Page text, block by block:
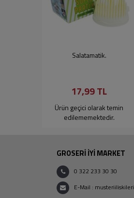
Salatamatik.
17,99 TL
Ürün geçici olarak temin
edilememektedir.
GROSERİ İYİ MARKET
0 322 233 30 30
E-Mail :